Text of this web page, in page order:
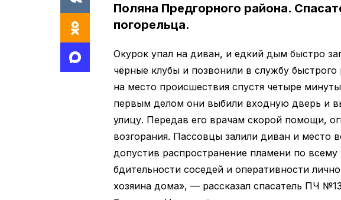
Поляна Предгорного района.
погорельца.
Окурок упал на диван, и едкий дым быстро
чёрные клубы и позвонили в службу быстрого
на место происшествия спустя четыре
первым делом они выбили входную дверь и
улицу. Передав его врачам скорой помощи,
возгорания. Пассовцы залили диван и место
допустив распространение пламени по
бдительности соседей и оперативности
хозяина дома», — рассказал спасатель ПЧ